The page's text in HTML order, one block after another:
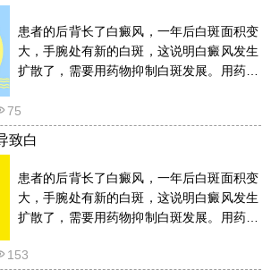
患者的后背长了白癜风，一年后白斑面积变
大，手腕处有新的白斑，这说明白癜风发生
扩散了，需要用药物抑制白斑发展。用药物
其反。详情请看文章介绍内容。
75
致白
患者的后背长了白癜风，一年后白斑面积变
大，手腕处有新的白斑，这说明白癜风发生
扩散了，需要用药物抑制白斑发展。用药物
其反。详情请看文章介绍内容。
153